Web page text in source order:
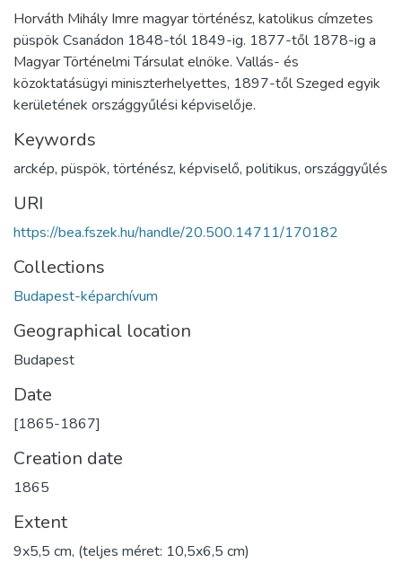
Horváth Mihály Imre magyar történész, katolikus címzetes
püspök Csanádon 1848-tól 1849-ig. 1877-től 1878-ig a
Magyar Történelmi Társulat elnöke. Vallás- és
közoktatásügyi miniszterhelyettes, 1897-től Szeged egyik
kerületének országgyűlési képviselője.
Keywords
arckép, püspök, történész, képviselő, politikus, országgyűlés
URI
https://bea.fszek.hu/handle/20.500.14711/170182
Collections
Budapest-képarchívum
Geographical location
Budapest
Date
[1865-1867]
Creation date
1865
Extent
9x5,5 cm, (teljes méret: 10,5x6,5 cm)